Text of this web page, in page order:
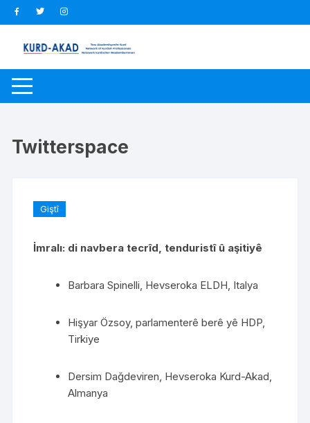
Zum
Inhalt
springen
Twitterspace
Giştî
İmralı: di navbera tecrîd, tenduristî û aşitiyê
Barbara Spinelli, Hevseroka ELDH, Italya
Hişyar Özsoy, parlamenterê berê yê HDP,
Tirkiye
Dersim Dağdeviren, Hevseroka Kurd-Akad,
Almanya